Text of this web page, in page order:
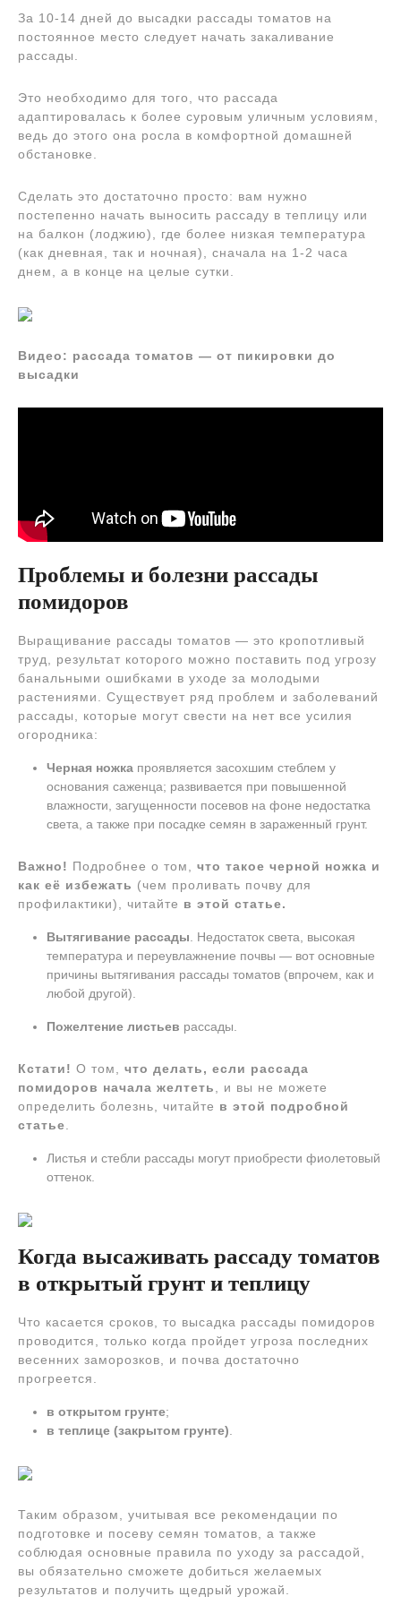
За 10-14 дней до высадки рассады томатов на
постоянное место следует начать закаливание
рассады.
Это необходимо для того, что рассада
адаптировалась к более суровым уличным условиям,
ведь до этого она росла в комфортной домашней
обстановке.
Сделать это достаточно просто: вам нужно
постепенно начать выносить рассаду в теплицу или
на балкон (лоджию), где более низкая температура
(как дневная, так и ночная), сначала на 1-2 часа
днем, а в конце на целые сутки.
Видео: рассада томатов — от пикировки до
высадки
Проблемы и болезни рассады
помидоров
Выращивание рассады томатов — это кропотливый
труд, результат которого можно поставить под угрозу
банальными ошибками в уходе за молодыми
растениями. Существует ряд проблем и заболеваний
рассады, которые могут свести на нет все усилия
огородника:
Черная ножка проявляется засохшим стеблем у
основания саженца; развивается при повышенной
влажности, загущенности посевов на фоне недостатка
света, а также при посадке семян в зараженный грунт.
Важно! Подробнее о том, что такое черной ножка и
как её избежать (чем проливать почву для
профилактики), читайте в этой статье.
Вытягивание рассады . Недостаток света, высокая
температура и переувлажнение почвы — вот основные
причины вытягивания рассады томатов (впрочем, как и
любой другой).
Пожелтение листьев рассады.
Кстати! О том, что делать, если рассада
помидоров начала желтеть
, и вы не можете
определить болезнь, читайте в этой подробной
статье
Листья и стебли рассады могут приобрести фиолетовый
оттенок.
Когда высаживать рассаду томатов
в открытый грунт и теплицу
Что касается сроков, то высадка рассады помидоров
проводится, только когда пройдет угроза последних
весенних заморозков, и почва достаточно
прогреется.
в открытом грунте;
в теплице (закрытом грунте)
Таким образом, учитывая все рекомендации по
подготовке и посеву семян томатов, а также
соблюдая основные правила по уходу за рассадой,
вы обязательно сможете добиться желаемых
результатов и получить щедрый урожай.